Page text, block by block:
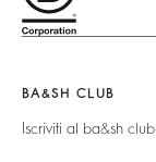
Borse Teddy
Circolarità
Collezione Sostenibile
Nuova Collezione
BA&SH CLUB
Iscriviti al ba&sh club